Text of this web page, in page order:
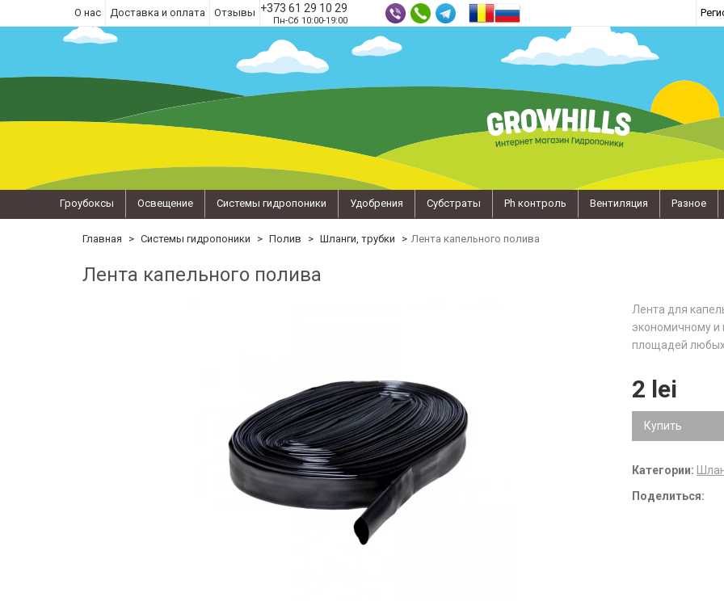
О нас Доставка и оплата Отзывы +373 61 29 10 29
Пн-Сб 10:00-19:00
Гроубоксы Освещение Системы гидропоники Удобрения Субстраты Ph контроль Вентиляция Разное
Главная Системы гидропоники Полив Шланги, трубки Лента капельного полива
Лента капельного полива
Лента для
экономичному и
площадей
2 lei
Купить
Категории:
Поделиться: